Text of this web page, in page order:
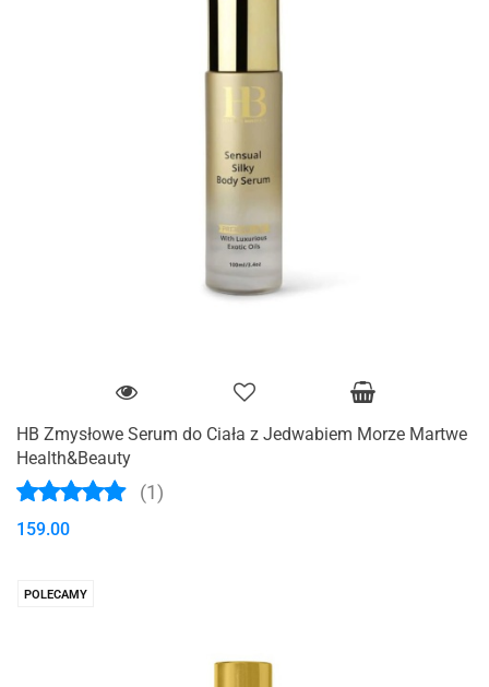
HB Zmysłowe Serum do Ciała z Jedwabiem Morze Martwe
Health&Beauty
(1)
159.00
POLECAMY